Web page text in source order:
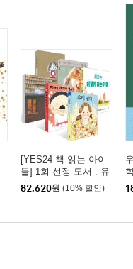
[YES24 책 읽는 아이
들] 1회 선정 도서 : 유
아 세트
82,620원 (10% 할인)